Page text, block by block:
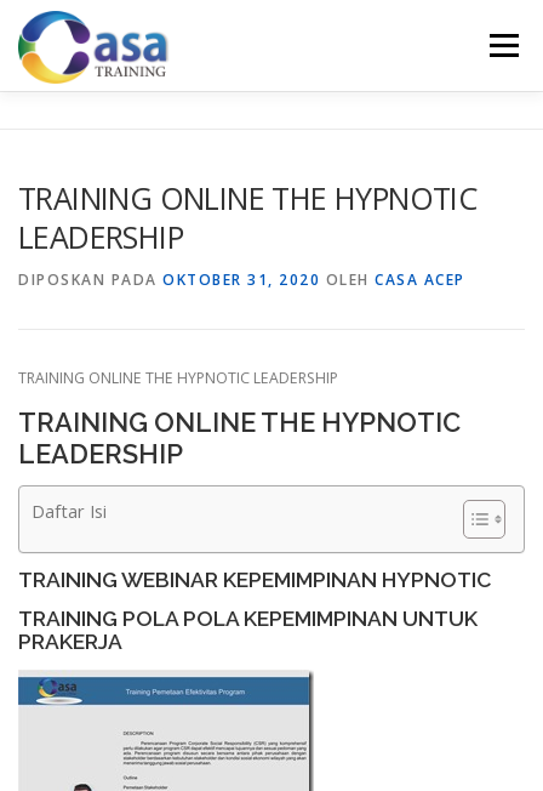
Lompat
konten
Menu
KONTAK KAMI
TRAINING ONLINE THE HYPNOTIC
LEADERSHIP
DIPOSKAN PADA OKTOBER 31, 2020 OLEH CASA ACEP
TRAINING ONLINE THE HYPNOTIC LEADERSHIP
TRAINING ONLINE THE HYPNOTIC
LEADERSHIP
Daftar Isi
TRAINING WEBINAR KEPEMIMPINAN HYPNOTIC
TRAINING POLA POLA KEPEMIMPINAN UNTUK
PRAKERJA